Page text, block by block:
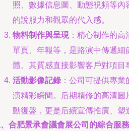
照、數據信息圖、動態視頻等
的說服力和觀眾的代入感。
物料制作與呈現：精心制作的高
單頁、年報等，是路演中傳遞細
體。其質感直接影響客戶對項目
活動影像記錄 ：公司可提供專
演精彩瞬間。后期精修的高清
動復盤，更是后續宣傳推廣、塑
合肥景承會議會展公司的綜合服